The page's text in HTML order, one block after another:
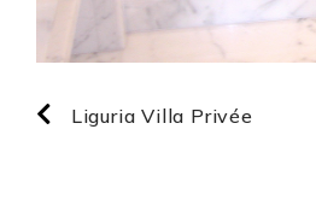
Liguria Villa Privée